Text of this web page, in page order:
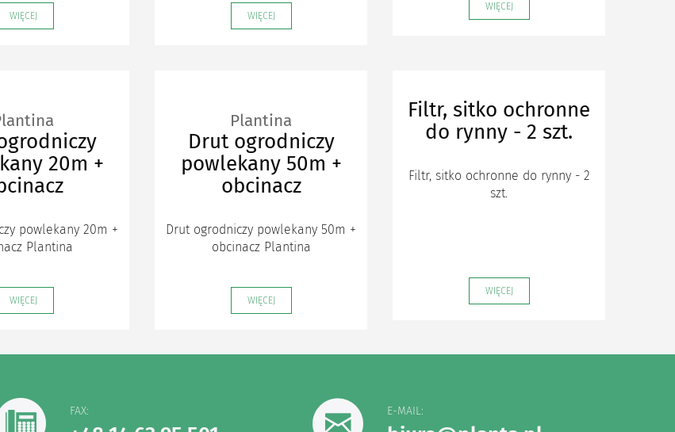
WIĘCEJ WIĘCEJ
WIĘCEJ
20m +
powlekany 20m +
Plantina
WIĘCEJ
Plantina
Drut ogrodniczy
powlekany 50m +
obcinacz
Drut ogrodniczy powlekany 50m +
obcinacz Plantina
WIĘCEJ
Filtr, sitko ochronne
do rynny - 2 szt.
Filtr, sitko ochronne do rynny - 2
szt.
WIĘCEJ
FAX: E-MAIL: